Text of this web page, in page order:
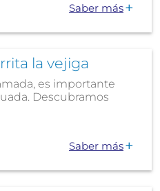
Saber más
la vejiga
es importante
Descubramos
Saber más